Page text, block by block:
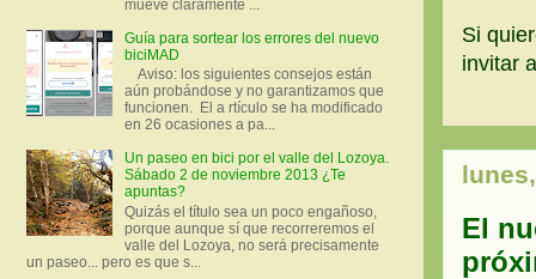
Si
invitar
El
mueve claramente ...
Guía para sortear los errores del nuevo
biciMAD
Aviso: los siguientes consejos están
aún probándose y no garantizamos que
funcionen. El a rtículo se ha modificado
en 26 ocasiones a pa...
Un paseo en bici por el valle del Lozoya.
Sábado 2 de noviembre 2013 ¿Te
apuntas?
Quizás el título sea un poco engañoso,
porque aunque sí que recorreremos el
valle del Lozoya, no será precisamente
un paseo... pero es que s...